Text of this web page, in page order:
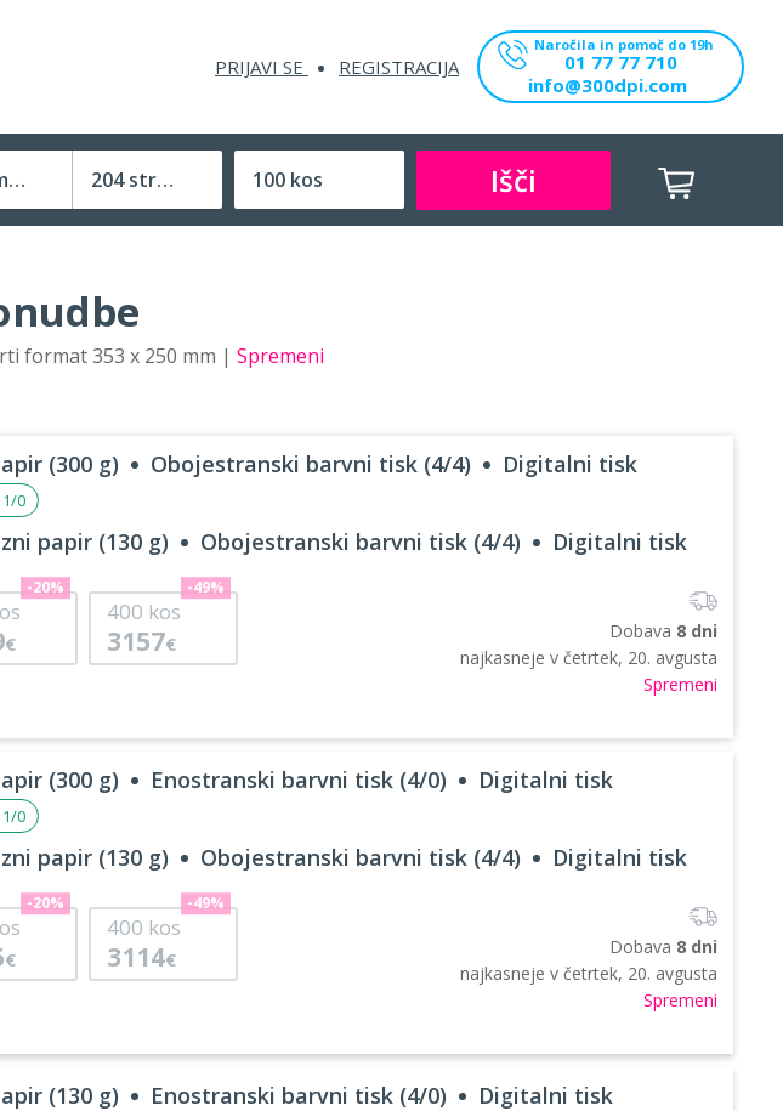
PRIJAVI SE REGISTRACIJA
Naročila in pomoč do 19h
01 77 77 710
info@300dpi.com
204 strani Išči
format 353 x 250 mm | Spremeni
(300 g) Obojestranski barvni tisk (4/4) Digitalni tisk
0
papir (130 g) Obojestranski barvni tisk (4/4) Digitalni tisk
€
-20%
400 kos
3157€
-49%
Dobava 8 dni
najkasneje v četrtek, 20. avgusta
Spremeni
(300 g) Enostranski barvni tisk (4/0) Digitalni tisk
0
papir (130 g) Obojestranski barvni tisk (4/4) Digitalni tisk
€
-20%
400 kos
3114€
-49%
Dobava 8 dni
najkasneje v četrtek, 20. avgusta
Spremeni
(130 g) Enostranski barvni tisk (4/0) Digitalni tisk